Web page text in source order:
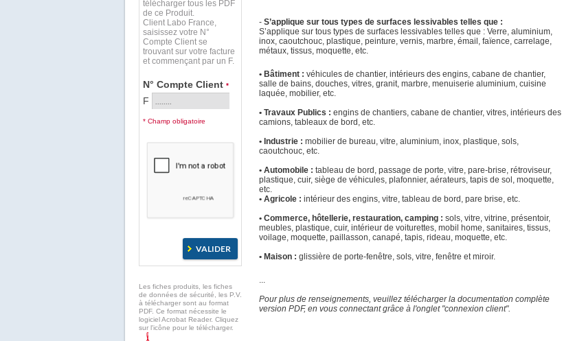
télécharger tous les PDF
de ce Produit.
Client Labo France,
saisissez votre N°
Compte Client se
trouvant sur votre facture
et commençant par un F.
N° Compte Client *
F
* Champ obligatoire
Les fiches produits, les fiches
de données de sécurité, les P.V.
à télécharger sont au format
PDF. Ce format nécessite le
logiciel Acrobat Reader. Cliquez
sur l'icône pour le télécharger.
- S’applique sur tous types de surfaces lessivables telles que :
S’applique sur tous types de surfaces lessivables telles que : Verre, aluminium,
inox, caoutchouc, plastique, peinture, vernis, marbre, émail, faïence, carrelage,
métaux, tissus, moquette, etc.
• Bâtiment : véhicules de chantier, intérieurs des engins, cabane de chantier,
salle de bains, douches, vitres, granit, marbre, menuiserie aluminium, cuisine
laquée, mobilier, etc.
• Travaux Publics : engins de chantiers, cabane de chantier, vitres, intérieurs des
camions, tableaux de bord, etc.
• Industrie : mobilier de bureau, vitre, aluminium, inox, plastique, sols,
caoutchouc, etc.
• Automobile : tableau de bord, passage de porte, vitre, pare-brise, rétroviseur,
plastique, cuir, siège de véhicules, plafonnier, aérateurs, tapis de sol, moquette,
etc.
• Agricole : intérieur des engins, vitre, tableau de bord, pare brise, etc.
• Commerce, hôtellerie, restauration, camping : sols, vitre, vitrine, présentoir,
meubles, plastique, cuir, intérieur de voiturettes, mobil home, sanitaires, tissus,
voilage, moquette, paillasson, canapé, tapis, rideau, moquette, etc.
• Maison : glissière de porte-fenêtre, sols, vitre, fenêtre et miroir.
...
Pour plus de renseignements, veuillez télécharger la documentation complète
version PDF, en vous connectant grâce à l'onglet "connexion client".